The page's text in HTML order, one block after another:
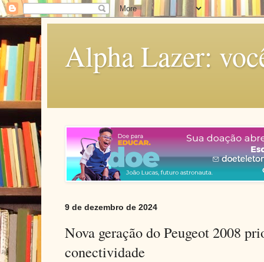
Alpha Lazer:
9 de dezembro de 2024
Nova geração do Peugeot 2008
conectividade